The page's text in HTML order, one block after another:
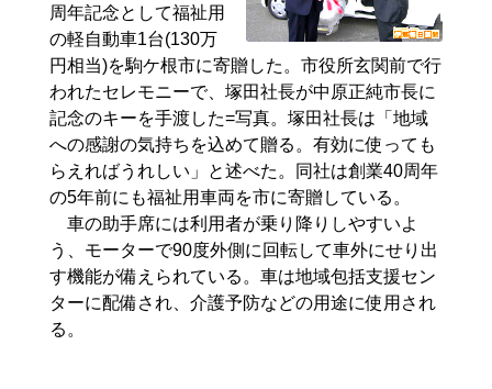
周年記念として福祉用
の軽自動車1台(130万
円相当)を駒ケ根市に寄贈した。市役所玄関前で行
われたセレモニーで、塚田社長が中原正純市長に
記念のキーを手渡した=写真。塚田社長は「地域
への感謝の気持ちを込めて贈る。有効に使っても
らえればうれしい」と述べた。同社は創業40周年
の5年前にも福祉用車両を市に寄贈している。
車の助手席には利用者が乗り降りしやすいよ
う、モーターで90度外側に回転して車外にせり出
す機能が備えられている。車は地域包括支援セン
ターに配備され、介護予防などの用途に使用され
る。